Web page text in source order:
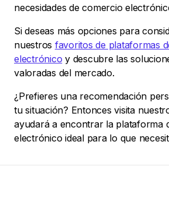
necesidades de comercio
Si deseas más opciones para
nuestros favoritos de plataformas
electrónico y descubre las
valoradas del mercado.
¿Prefieres una recomendación
tu situación? Entonces visita
ayudará a encontrar la plataforma
electrónico ideal para lo que